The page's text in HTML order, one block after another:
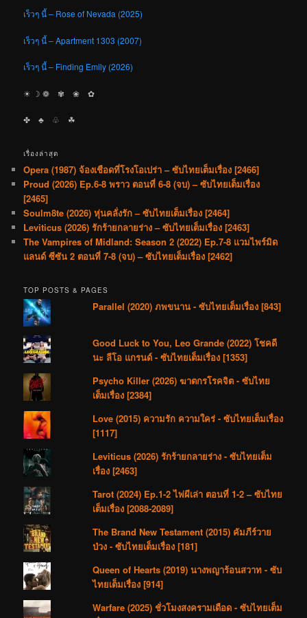
เร็วๆ นี้ – Rose of Nevada (2025)
เร็วๆ นี้ – Apartment 1303 (2007)
เร็วๆ นี้ – Finding Emily (2026)
☀︎ ☽ ❁ ✾ ❀ ✿
✤ ♣︎ ♧ ☘︎
เรื่องล่าสุด
Opera (1987) จ้องเชือดที่โรงโอเปร่า – ซับไทยเต็มเรื่อง [2466]
Proud (2026) Ep.6-8 พราว ตอนที่ 6-8 (จบ) – ซับไทยเต็มเรื่อง
[2465]
Soulm8te (2026) หุ่นคลั่งรัก – ซับไทยเต็มเรื่อง [2464]
Leviticus (2026) รักร้ายกลายร่าง – ซับไทยเต็มเรื่อง [2463]
The Vampires of Midland: Season 2 (2022) Ep.7-8 แวมไพร์มิด
แลนด์ ซีซัน 2 ตอนที่ 7-8 (จบ) – ซับไทยเต็มเรื่อง [2462]
TOP POSTS & PAGES
Parallel (2020) ภพขนาน - ซับไทยเต็มเรื่อง [843]
Good Luck to You, Leo Grande (2022) โชคดี
นะ ลีโอ แกรนด์ - ซับไทยเต็มเรื่อง [1353]
Psycho Killer (2026) ฆาตกรโรคจิต - ซับไทย
เต็มเรื่อง [2384]
Love (2015) ความรัก ความใคร่ - ซับไทยเต็มเรื่อง
[1117]
Leviticus (2026) รักร้ายกลายร่าง - ซับไทยเต็ม
เรื่อง [2463]
Tarot (2024) Ep.1-2 ไพ่ผีเล่า ตอนที่ 1-2 – ซับไทย
เต็มเรื่อง [2088-2089]
The Brand New Testament (2015) คัมภีร์วาย
ป่วง - ซับไทยเต็มเรื่อง [181]
Queen of Hearts (2019) นางพญาร้อนสวาท - ซับ
ไทยเต็มเรื่อง [914]
Warfare (2025) ชั่วโมงสงครามเดือด - ซับไทยเต็ม